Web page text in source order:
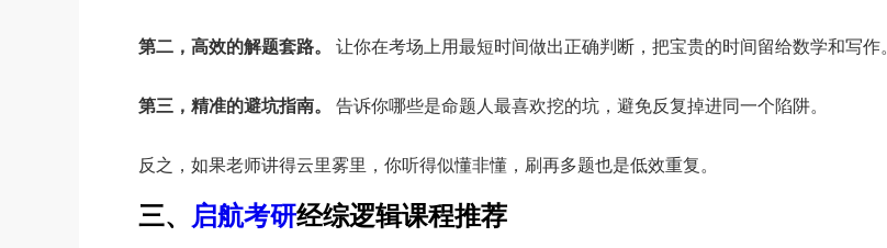
第二，高效的解题套路。 让你在考场上用最短时间做出正确判断，把宝贵的时间留给数学和写作。
第三，精准的避坑指南。 告诉你哪些是命题人最喜欢挖的坑，避免反复掉进同一个陷阱。
反之，如果老师讲得云里雾里，你听得似懂非懂，刷再多题也是低效重复。
三、 启航考研经综逻辑课程推荐